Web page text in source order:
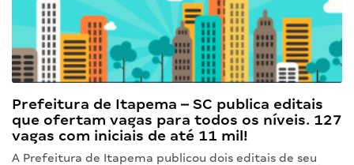
Prefeitura de Itapema – SC publica editais
que ofertam vagas para todos os níveis. 127
vagas com iniciais de até 11 mil!
A Prefeitura de Itapema publicou dois editais de seu